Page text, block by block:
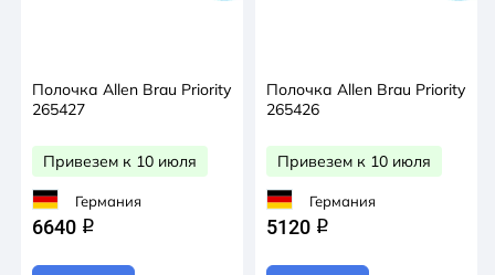
Полочка Allen Brau Priority
265427
Привезем к 10 июля
Германия
6640 q
Полочка Allen Brau Priority
265426
Привезем к 10 июля
Германия
5120 q